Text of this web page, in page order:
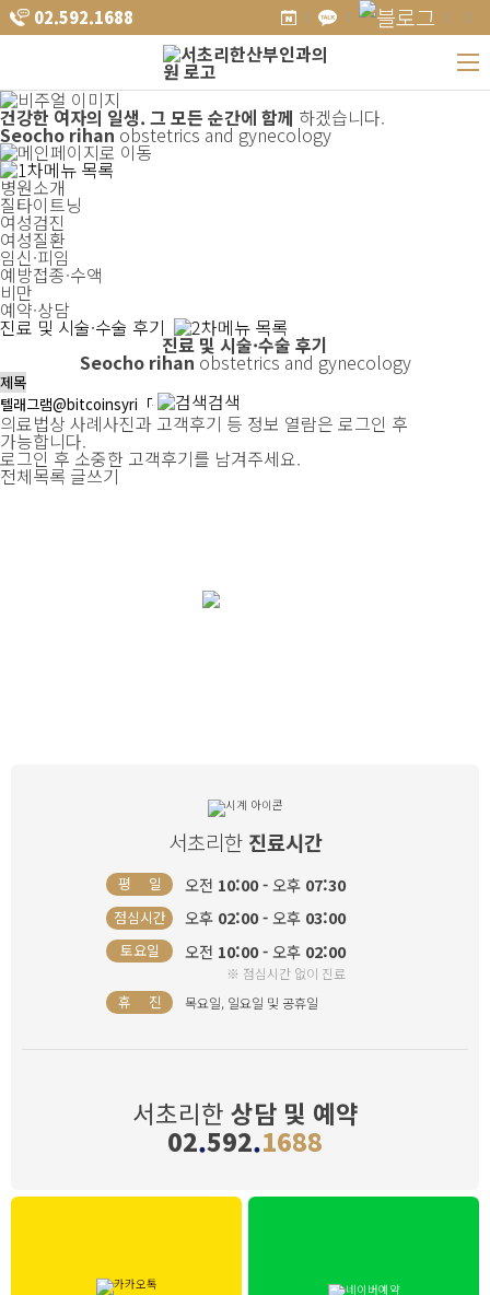
02.592.1688
건강한 여자의 일생. 그 모든 순간에 함께 하겠습니다.
Seocho rihanobstetrics and gynecology
병원소개
질타이트닝
여성검진
여성질환
임신·피임
예방접종·수액
비만
예약·상담
진료 및 시술·수술 후기
진료 및 시술·수술 후기
Seocho rihan obstetrics and gynecology
검색
의료법상 사례사진과 고객후기 등 정보 열람은 로그인 후
가능합니다.
로그인 후 소중한 고객후기를 남겨주세요.
전체목록 글쓰기
서초리한 진료시간
평 일 오전 10:00 -오후 07:30
점심시간 오후 02:00 -오후 03:00
토요일 오전 10:00 -오후 02:00
※ 점심시간 없이 진료
휴 진 목요일, 일요일 및 공휴일
서초리한 상담 및 예약
02.592.1688